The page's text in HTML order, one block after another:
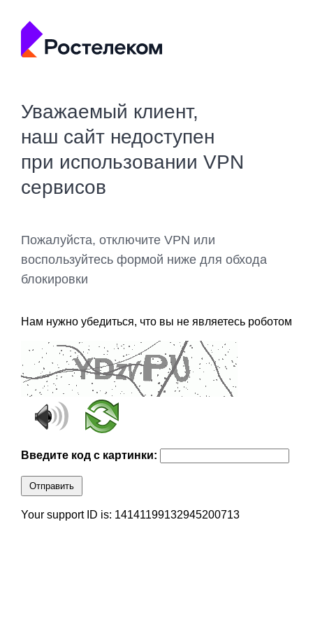
Уважаемый клиент,
наш сайт недоступен
при использовании VPN
сервисов
Пожалуйста, отключите VPN или
воспользуйтесь формой ниже для обхода
блокировки
Нам нужно убедиться, что вы не являетесь роботом
Введите код с картинки:
Отправить
Your support ID is: 14141199132945200713